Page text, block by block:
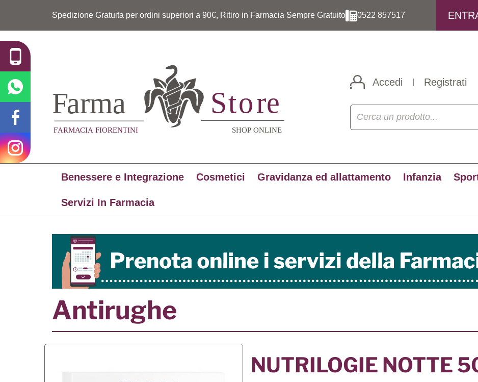
Spedizione Gratuita per ordini superiori a 90€, Ritiro in Farmacia Sempre Gratuito 0522 857517
Accedi Registrati
Benessere e Integrazione Cosmetici Gravidanza ed allattamento Infanzia
Servizi In Farmacia
Antirughe
NUTRILOGIE NOTTE